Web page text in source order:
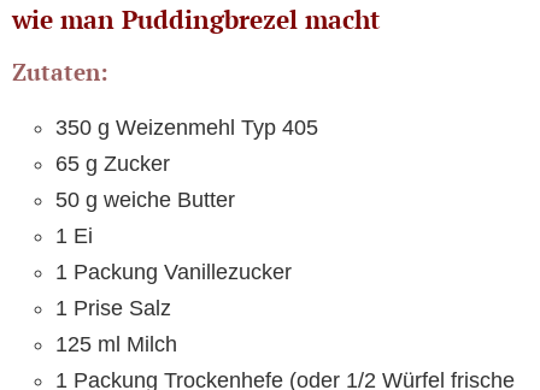
wie man Puddingbrezel macht
Zutaten:
350 g Weizenmehl Typ 405
65 g Zucker
50 g weiche Butter
1 Ei
1 Packung Vanillezucker
1 Prise Salz
125 ml Milch
1 Packung Trockenhefe (oder 1/2 Würfel frische